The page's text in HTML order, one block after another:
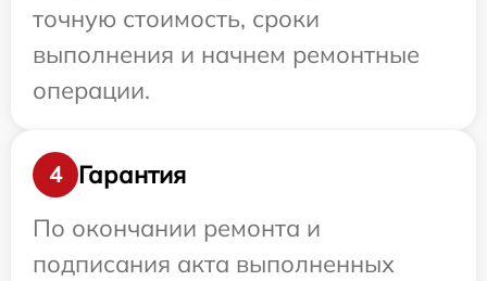
точную стоимость, сроки
выполнения и начнем ремонтные
операции.
4
Гарантия
По окончании ремонта и
подписания акта выполненных